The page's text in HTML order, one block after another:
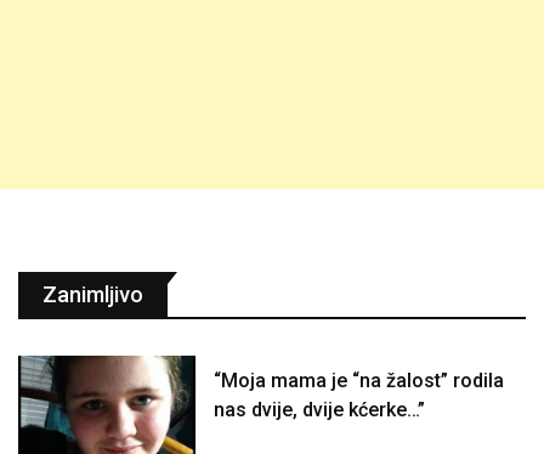
Zanimljivo
“Moja mama je “na žalost” rodila
nas dvije, dvije kćerke…”